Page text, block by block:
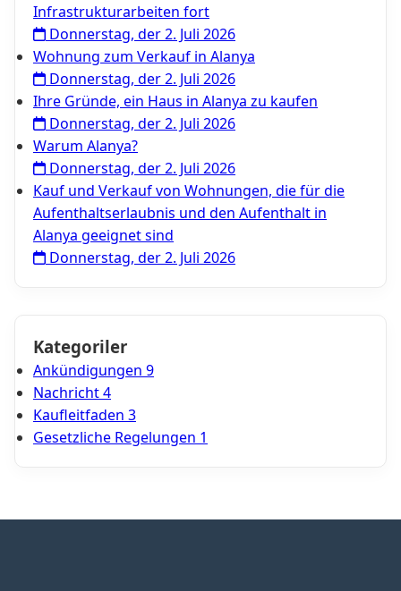
Infrastrukturarbeiten fort
Donnerstag, der 2. Juli 2026
Wohnung zum Verkauf in Alanya
Donnerstag, der 2. Juli 2026
Ihre Gründe, ein Haus in Alanya zu kaufen
Donnerstag, der 2. Juli 2026
Warum Alanya?
Donnerstag, der 2. Juli 2026
Kauf und Verkauf von Wohnungen, die für die
Aufenthaltserlaubnis und den Aufenthalt in
Alanya geeignet sind
Donnerstag, der 2. Juli 2026
Kategoriler
Ankündigungen 9
Nachricht4
Kaufleitfaden 3
Gesetzliche Regelungen 1